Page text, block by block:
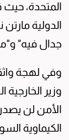
المتحدة،
الدولية
جدال فيه"
وفي لهجة
وزير
الأمن لن يصدر
الكيماوية